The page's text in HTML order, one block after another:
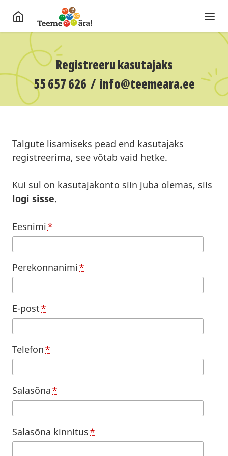
Registreeru kasutajaks
55 657 626 / info@teemeara.ee
Talgute lisamiseks pead end kasutajaks
registreerima, see võtab vaid hetke.
Kui sul on kasutajakonto siin juba olemas, siis
logi sisse.
Eesnimi*
Perekonnanimi*
E-post*
Telefon*
Salasõna*
Salasõna kinnitus*